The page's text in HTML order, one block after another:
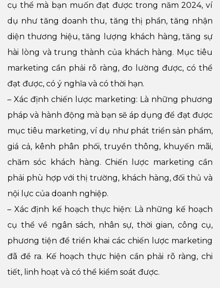
cụ thể mà bạn muốn đạt được trong năm 2024, ví
dụ như tăng doanh thu, tăng thị phần, tăng nhận
diện thương hiệu, tăng lượng khách hàng, tăng sự
hài lòng và trung thành của khách hàng. Mục tiêu
marketing cần phải rõ ràng, đo lường được, có thể
đạt được, có ý nghĩa và có thời hạn.
– Xác định chiến lược marketing: Là những phương
pháp và hành động mà bạn sẽ áp dụng để đạt được
mục tiêu marketing, ví dụ như phát triển sản phẩm,
giá cả, kênh phân phối, truyền thông, khuyến mãi,
chăm sóc khách hàng. Chiến lược marketing cần
phải phù hợp với thị trường, khách hàng, đối thủ và
nội lực của doanh nghiệp.
– Xác định kế hoạch thực hiện: Là những kế hoạch
cụ thể về ngân sách, nhân sự, thời gian, công cụ,
phương tiện để triển khai các chiến lược marketing
đã đề ra. Kế hoạch thực hiện cần phải rõ ràng, chi
tiết, linh hoạt và có thể kiểm soát được.